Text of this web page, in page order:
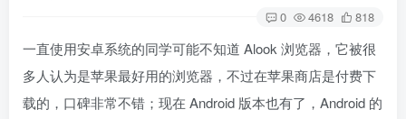
0 4618 818
一直使用安卓系统的同学可能不知道 Alook 浏览器，它被很
多人认为是苹果最好用的浏览器，不过在苹果商店是付费下
载的，口碑非常不错；现在 Android 版本也有了，Android 的